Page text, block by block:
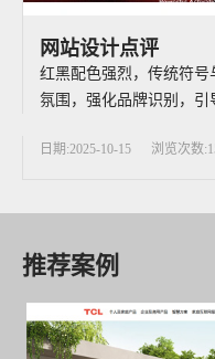
网站设计点评
红黑配色强烈，传统符
氛围，强化品牌识别，引
日期:2025-10-15 浏览次数
推荐案例